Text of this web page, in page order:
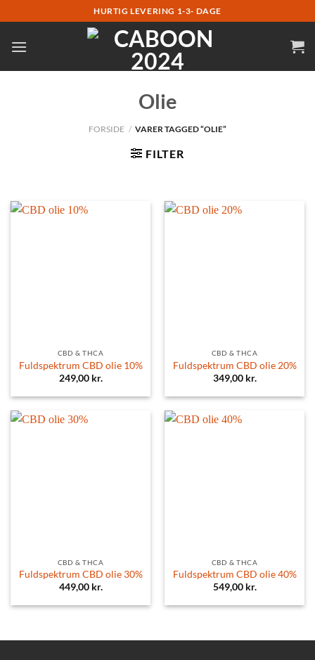
til
indhold
HURTIG LEVERING 1-3- DAGE
Olie
FORSIDE / VARER TAGGED “OLIE”
FILTER
CBD & THCA
Fuldspektrum CBD olie 10%
249,00 kr.
CBD & THCA
Fuldspektrum CBD olie 20%
349,00 kr.
CBD & THCA
Fuldspektrum CBD olie 30%
449,00 kr.
CBD & THCA
Fuldspektrum CBD olie 40%
549,00 kr.